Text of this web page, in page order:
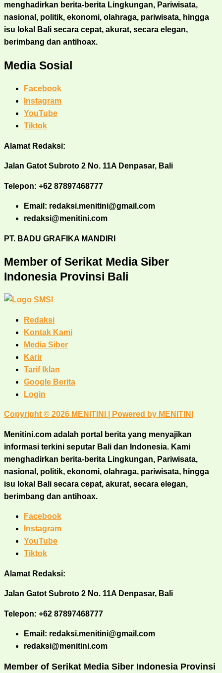
menghadirkan berita-berita Lingkungan, Pariwisata,
nasional, politik, ekonomi, olahraga, pariwisata, hingga
isu lokal Bali secara cepat, akurat, secara elegan,
berimbang dan antihoax.
Media Sosial
Facebook
Instagram
YouTube
Tiktok
Alamat Redaksi:
Jalan Gatot Subroto 2 No. 11A Denpasar, Bali
Telepon: +62 87897468777
Email: redaksi.menitini@gmail.com
redaksi@menitini.com
PT. BADU GRAFIKA MANDIRI
Member of Serikat Media Siber
Indonesia Provinsi Bali
Redaksi
Kontak Kami
Media Siber
Karir
Tarif Iklan
Google Berita
Login
Copyright © 2026 MENITINI | Powered by MENITINI
Menitini.com adalah portal berita yang menyajikan
informasi terkini seputar Bali dan Indonesia. Kami
menghadirkan berita-berita Lingkungan, Pariwisata,
nasional, politik, ekonomi, olahraga, pariwisata, hingga
isu lokal Bali secara cepat, akurat, secara elegan,
berimbang dan antihoax.
Facebook
Instagram
YouTube
Tiktok
Alamat Redaksi:
Jalan Gatot Subroto 2 No. 11A Denpasar, Bali
Telepon: +62 87897468777
Email: redaksi.menitini@gmail.com
redaksi@menitini.com
Member of Serikat Media Siber Indonesia Provinsi